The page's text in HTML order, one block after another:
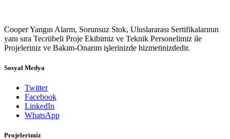
Cooper Yangın Alarm, Sorunsuz Stok, Uluslararası Sertifikalarının
yanı sıra Tecrübeli Proje Ekibimiz ve Teknik Personelimiz ile
Projeleriniz ve Bakım-Onarım işlerinizde hizmetinizdedir.
Sosyal Medya
Twitter
Facebook
LinkedIn
WhatsApp
Projelerimiz